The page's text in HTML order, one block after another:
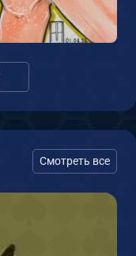
Смотреть все